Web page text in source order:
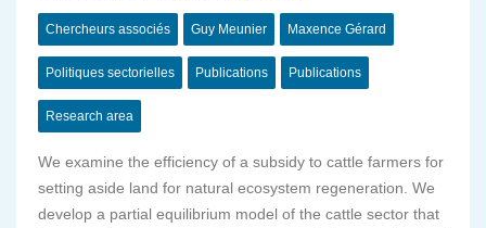
Chercheurs associés Guy Meunier Maxence Gérard
Politiques sectorielles Publications Publications
Research area
We examine the efficiency of a subsidy to cattle farmers for
setting aside land for natural ecosystem regeneration. We
develop a partial equilibrium model of the cattle sector that